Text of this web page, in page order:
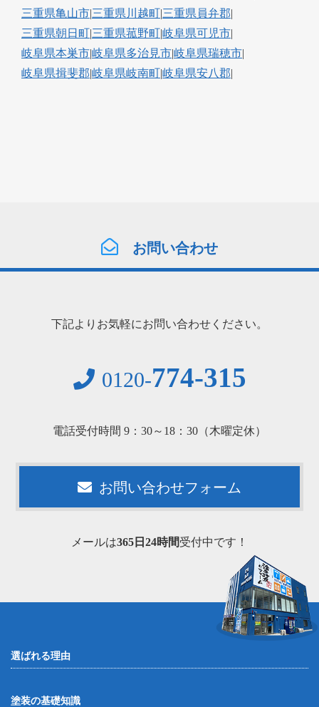
三重県亀山市|三重県川越町|三重県員弁郡|
三重県朝日町|三重県菰野町|岐阜県可児市|
岐阜県本巣市|岐阜県多治見市|岐阜県瑞穂市|
岐阜県揖斐郡|岐阜県岐南町|岐阜県安八郡|
お問い合わせ
下記よりお気軽にお問い合わせください。
0120-774-315
電話受付時間 9：30～18：30（木曜定休）
お問い合わせフォーム
メールは365日24時間受付中です！
選ばれる理由
塗装の基礎知識